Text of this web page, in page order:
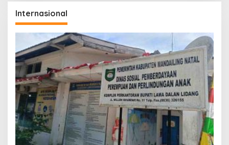
Internasional